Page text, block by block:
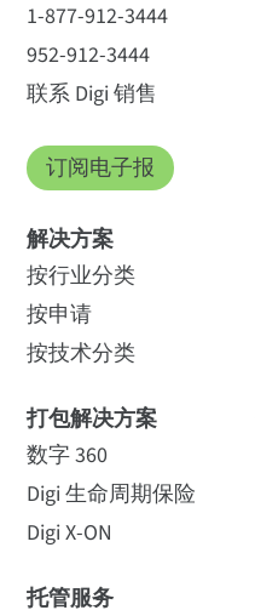
1-877-912-3444
952-912-3444
联系 Digi 销售
订阅电子报
解决方案
按行业分类
按申请
按技术分类
打包解决方案
数字 360
Digi 生命周期保险
Digi X-ON
托管服务